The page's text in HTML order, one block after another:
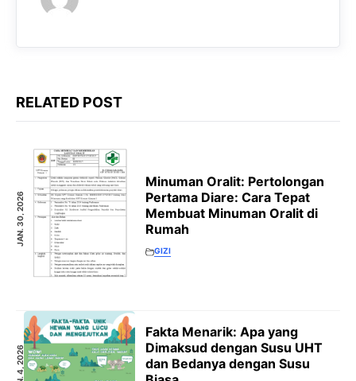
RELATED POST
JAN. 30, 2026
Minuman Oralit: Pertolongan
Pertama Diare: Cara Tepat
Membuat Minuman Oralit di
Rumah
GIZI
JAN. 4, 2026
Fakta Menarik: Apa yang
Dimaksud dengan Susu UHT
dan Bedanya dengan Susu